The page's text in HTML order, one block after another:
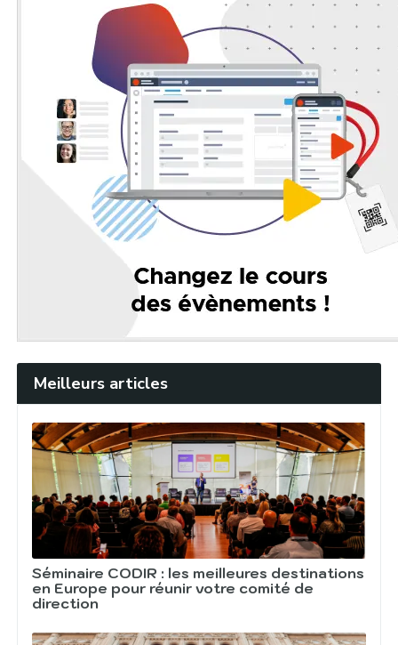
Meilleurs articles
Séminaire CODIR : les meilleures destinations
en Europe pour réunir votre comité de
direction